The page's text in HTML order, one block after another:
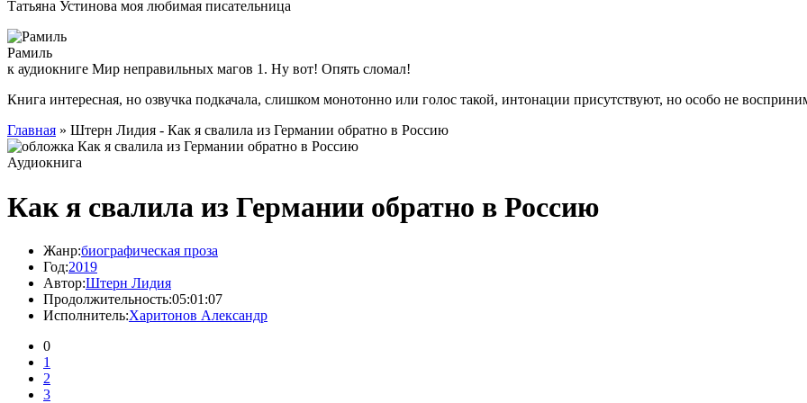
Татьяна Устинова моя любимая писательница
Рамиль
к аудиокниге Мир неправильных магов 1. Ну вот! Опять сломал!
Книга интересная, но озвучка подкачала, слишком монотонно или голос такой, интонации присутствуют, но особо не
Главная » Штерн Лидия - Как я свалила из Германии обратно в Россию
Аудиокнига
Как я свалила из Германии обратно в Россию
Жанр:биографическая проза
Год:2019
Автор:Штерн Лидия
Продолжительность:05:01:07
Исполнитель:Харитонов Александр
0
1
2
3